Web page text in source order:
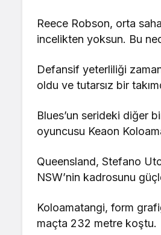
Reece Robson, orta
incelikten yoksun. Bu
Defansif yeterliliği
oldu ve tutarsız bir
Blues’un serideki diğer
oyuncusu Keaon
Queensland, Stefano
NSW’nin kadrosunu
Koloamatangi, form
maçta 232 metre koştu.